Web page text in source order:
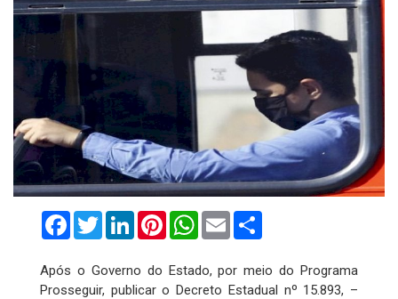
FacebookTwitterLinkedInPinterestWhatsApp
Email
Após o Governo do Estado, por meio do Programa
Prosseguir, publicar o Decreto Estadual nº 15.893, –